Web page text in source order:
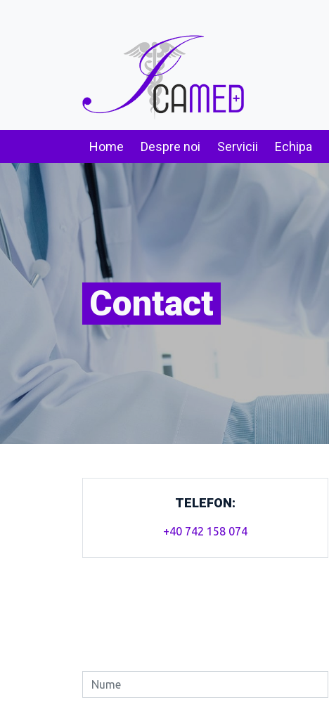
Home Despre noi Servicii Echipa
Contact
TELEFON:
+40 742 158 074